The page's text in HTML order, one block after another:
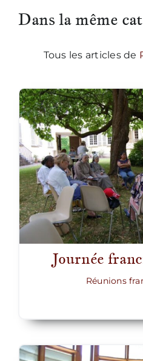
Dans la même
Tous les articles de
Journée
Réunions